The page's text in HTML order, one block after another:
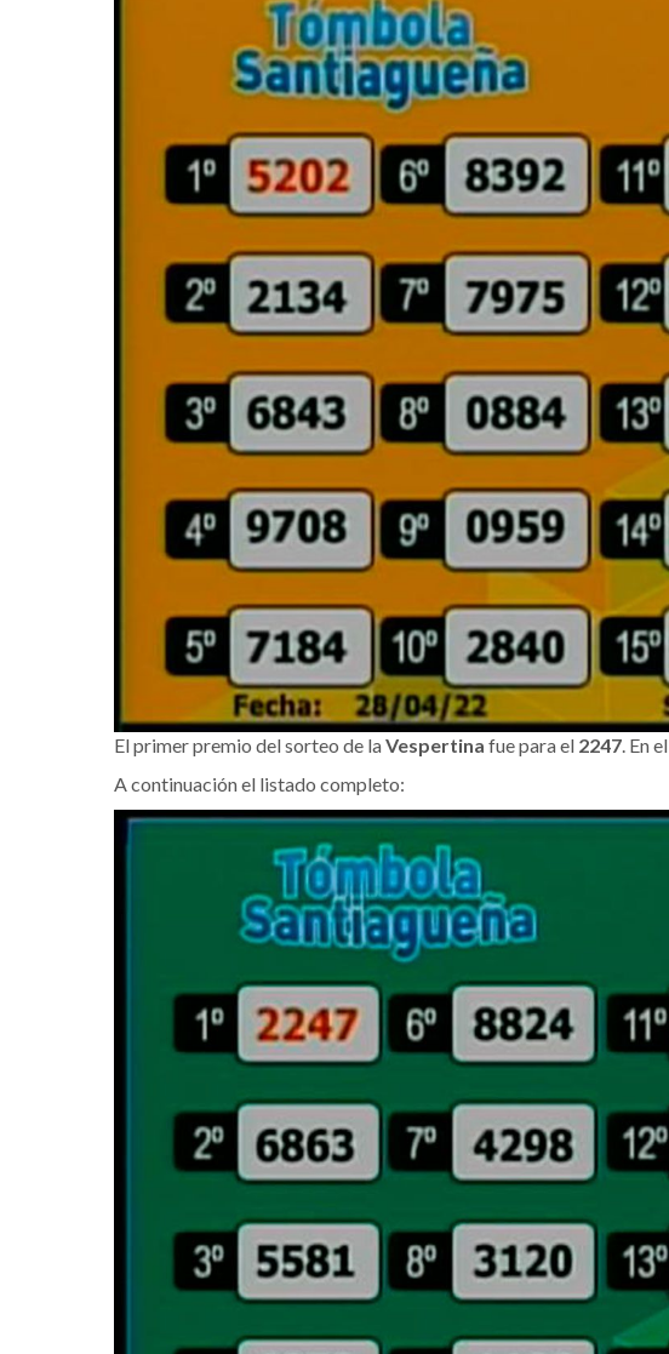
El primer premio del sorteo de laVespertina fue para el 2247 . En el
A continuación el listado completo: